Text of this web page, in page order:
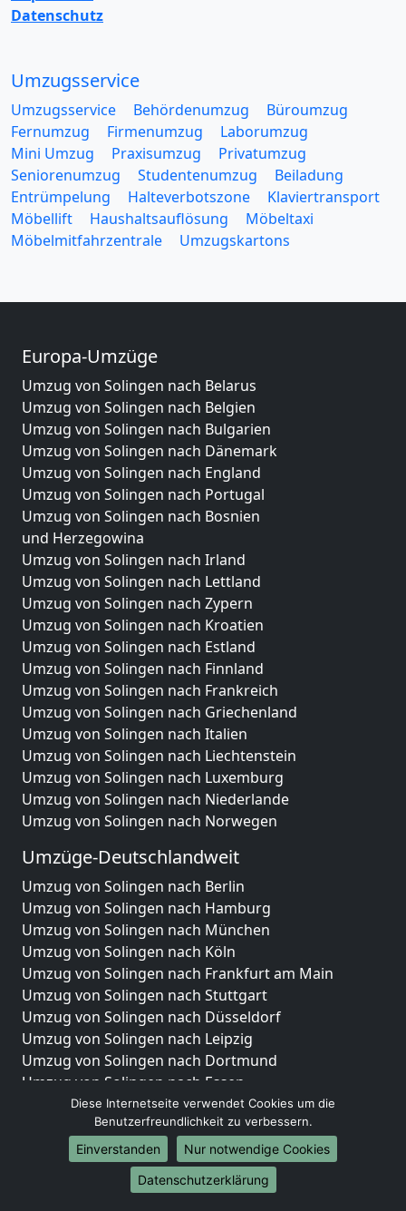
Datenschutz
Umzugsservice
Umzugsservice Behördenumzug
Büroumzug
Fernumzug
Firmenumzug
Laborumzug
Mini Umzug
Praxisumzug
Privatumzug
Seniorenumzug
Studentenumzug
Beiladung
Entrümpelung
Halteverbotszone
Klaviertransport
Möbellift
Haushaltsauflösung
Möbeltaxi
Möbelmitfahrzentrale
Umzugskartons
Europa-Umzüge
Umzug von Solingen nach Belarus
Umzug von Solingen nach Belgien
Umzug von Solingen nach Bulgarien
Umzug von Solingen nach Dänemark
Umzug von Solingen nach England
Umzug von Solingen nach Portugal
Umzug von Solingen nach Bosnien
und Herzegowina
Umzug von Solingen nach Irland
Umzug von Solingen nach Lettland
Umzug von Solingen nach Zypern
Umzug von Solingen nach Kroatien
Umzug von Solingen nach Estland
Umzug von Solingen nach Finnland
Umzug von Solingen nach Frankreich
Umzug von Solingen nach Griechenland
Umzug von Solingen nach Italien
Umzug von Solingen nach Liechtenstein
Umzug von Solingen nach Luxemburg
Umzug von Solingen nach Niederlande
Umzug von Solingen nach Norwegen
Umzüge-Deutschlandweit
Umzug von Solingen nach Berlin
Umzug von Solingen nach Hamburg
Umzug von Solingen nach München
Umzug von Solingen nach Köln
Umzug von Solingen nach Frankfurt am Main
Umzug von Solingen nach Stuttgart
Umzug von Solingen nach Düsseldorf
Umzug von Solingen nach Leipzig
Umzug von Solingen nach Dortmund
Umzug von Solingen nach Essen
Umzug von Solingen nach Bremen
Umzug von Solingen nach Dresden
Umzug von Solingen nach Hannover
Umzug von Solingen nach Nürnberg
Umzug von Solingen nach Duisburg
Diese Internetseite verwendet Cookies um die
Benutzerfreundlichkeit zu verbessern.
Einverstanden
Nur notwendige Cookies
Datenschutzerklärung